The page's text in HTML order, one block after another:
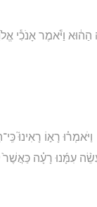
הַה֔וּא וַיֹּ֕אמֶר
וַיֹּאמְר֗וּ רָא֣וֹ רָאִינוּ֮
עִמָּ֜נוּ רָעָ֗ה כַּאֲשֶׁר֙